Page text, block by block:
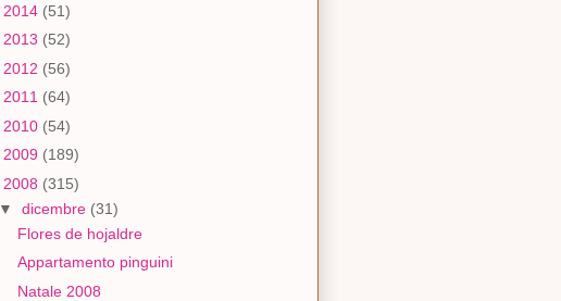
2014 (51)
2013 (52)
2012 (56)
2011 (64)
2010 (54)
2009 (189)
2008 (315)
▼ dicembre (31)
Flores de hojaldre
Appartamento pinguini
Natale 2008